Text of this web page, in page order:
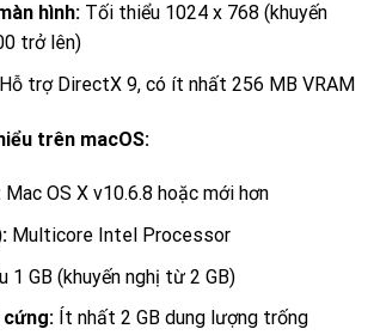
hình:Tối thiểu 1024 x 768 (khuyến
trở lên)
trợ DirectX 9, có ít nhất 256 MB VRAM
trên macOS:
Mac OS X v10.6.8 hoặc mới hơn
Multicore Intel Processor
GB (khuyến nghị từ 2 GB)
cứng:Ít nhất 2 GB dung lượng trống